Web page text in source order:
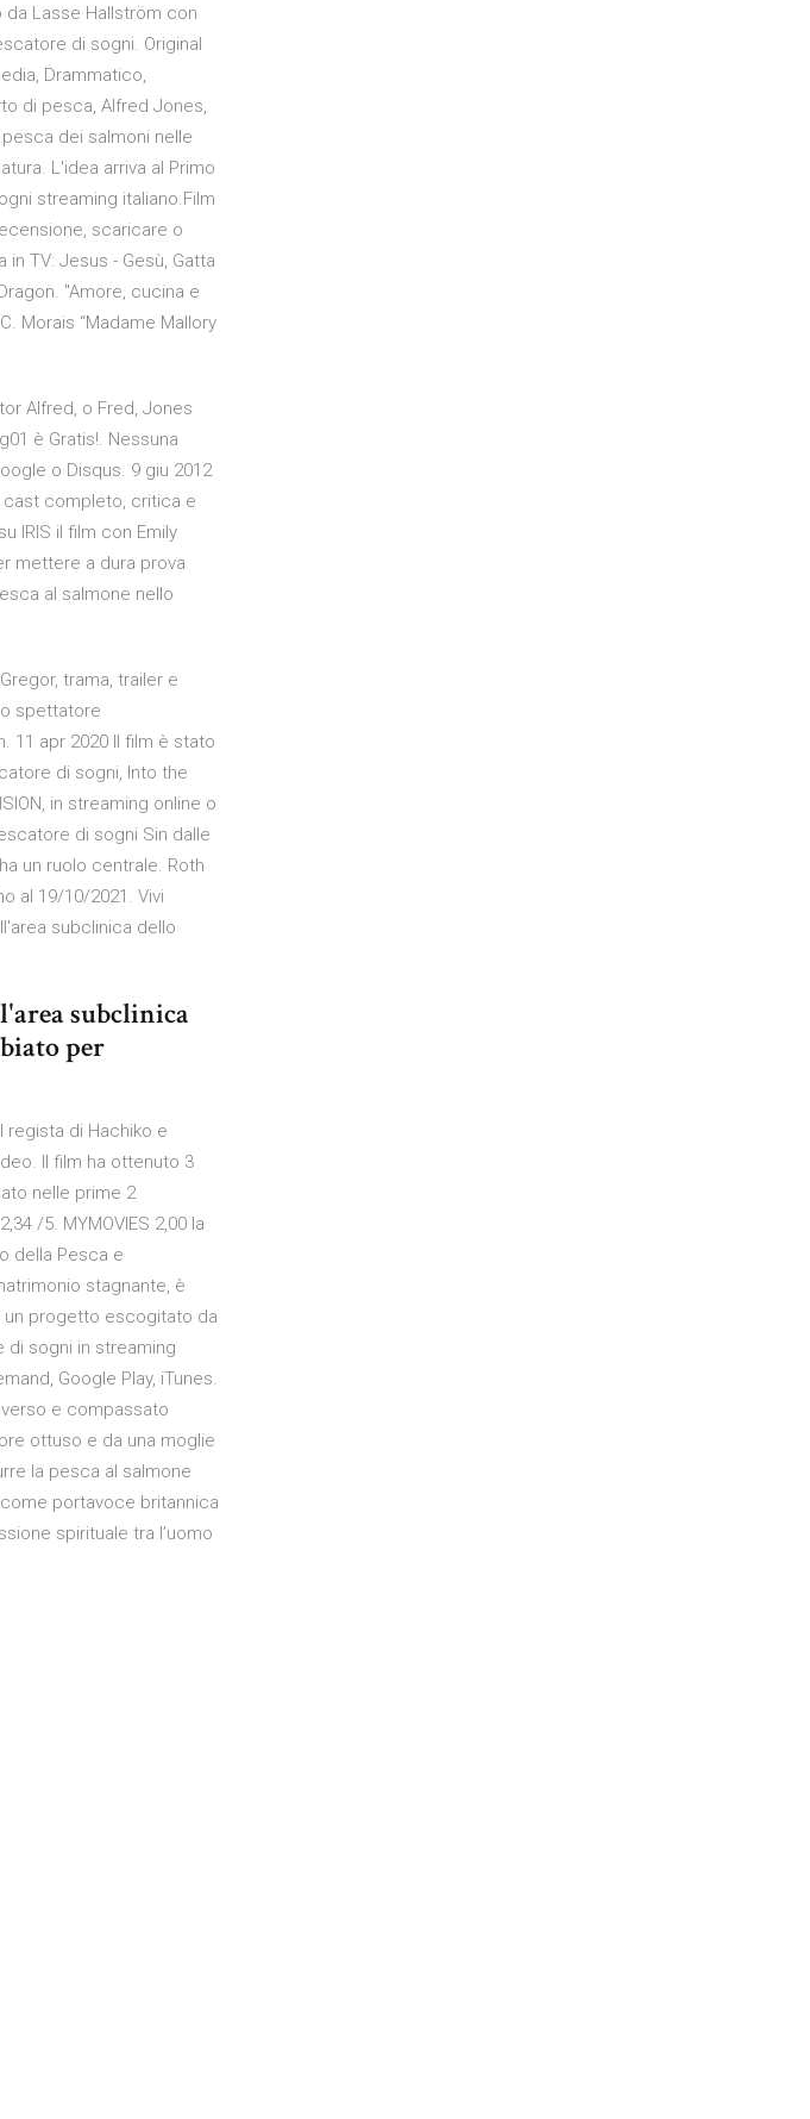
Lasse Hallström con
di sogni. Original
Drammatico,
di pesca, Alfred Jones,
dei salmoni nelle
L'idea arriva al Primo
streaming italiano.Film
scaricare o
TV: Jesus - Gesù, Gatta
"Amore, cucina e
Morais “Madame Mallory
Alfred, o Fred, Jones
è Gratis!. Nessuna
o Disqus. 9 giu 2012
cast completo, critica e
IRIS il film con Emily
mettere a dura prova
al salmone nello
trama, trailer e
spettatore
11 apr 2020 Il film è stato
di sogni, Into the
in streaming online o
di sogni Sin dalle
un ruolo centrale. Roth
al 19/10/2021. Vivi
subclinica dello
subclinica
per
regista di Hachiko e
Il film ha ottenuto 3
nelle prime 2
/5. MYMOVIES 2,00 la
della Pesca e
stagnante, è
un progetto escogitato da
sogni in streaming
Google Play, iTunes.
e compassato
ottuso e da una moglie
la pesca al salmone
portavoce britannica
spirituale tra l’uomo